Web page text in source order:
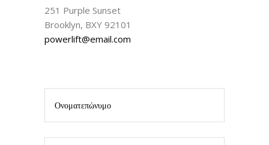
251 Purple Sunset
Brooklyn, BXY 92101
powerlift@email.com